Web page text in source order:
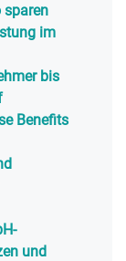
sparen
im
bis
Benefits
und